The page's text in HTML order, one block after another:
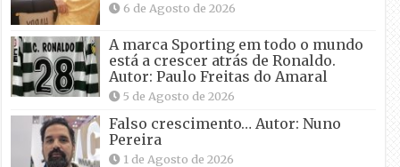
6 de Agosto de 2026
A marca Sporting em todo o mundo
está a crescer atrás de Ronaldo.
Autor: Paulo Freitas do Amaral
5 de Agosto de 2026
Falso crescimento… Autor: Nuno
Pereira
1 de Agosto de 2026